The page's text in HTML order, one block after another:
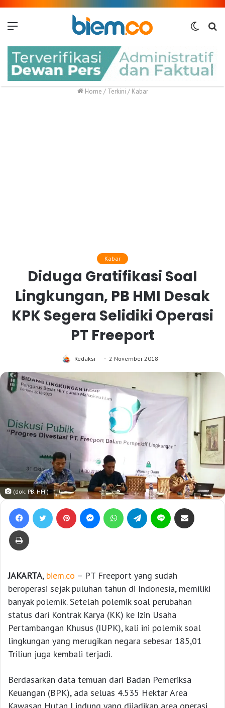
Switch
Home / Terkini / Kabar
Kabar
Diduga Gratifikasi Soal
Lingkungan, PB HMI Desak
KPK Segera Selidiki Operasi
PT Freeport
Redaksi 2 November 2018
(dok. PB. HMI)
JAKARTA, biem.co – PT Freeport yang sudah
beroperasi sejak puluhan tahun di Indonesia, memiliki
banyak polemik. Setelah polemik soal perubahan
status dari Kontrak Karya (KK) ke Izin Usaha
Pertambangan Khusus (IUPK), kali ini polemik soal
lingkungan yang merugikan negara sebesar 185,01
Triliun juga kembali terjadi.
Berdasarkan data temuan dari Badan Pemeriksa
Keuangan (BPK), ada seluas 4.535 Hektar Area
Kawasan Hutan Lindung yang dijadikan area operasi